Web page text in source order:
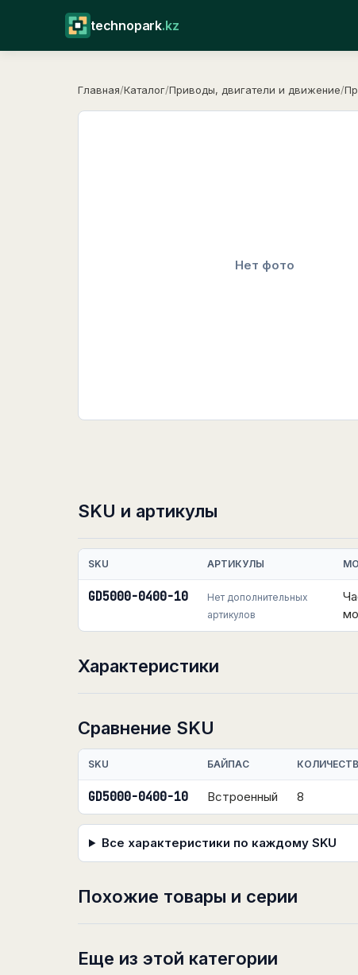
technopark.kz
Главная/Каталог/Приводы, двигатели и движение/
Нет фото
SKU и артикулы
SKU АРТИКУЛЫ
GD5000-0400-10
Нет дополнительных
артикулов
Характеристики
Сравнение SKU
SKU БАЙПАС
GD5000-0400-10 Встроенный 8
Все характеристики по каждому SKU
Похожие товары и серии
Еще из этой категории